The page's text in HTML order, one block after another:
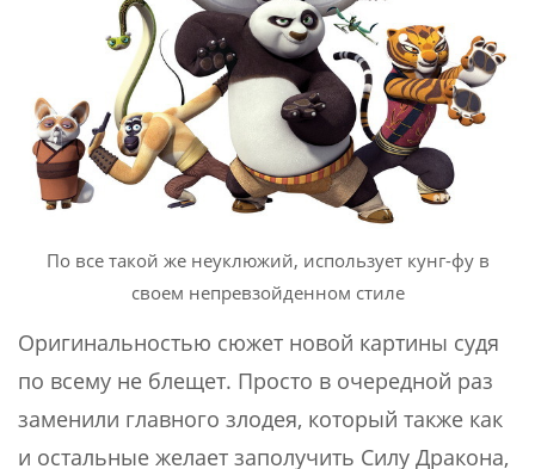
По все такой же неуклюжий, использует кунг-фу в
своем непревзойденном стиле
Оригинальностью сюжет новой картины судя
по всему не блещет. Просто в очередной раз
заменили главного злодея, который также как
и остальные желает заполучить Силу Дракона,